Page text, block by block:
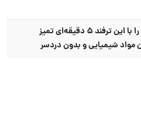
مایکروویو را با این ترفند ۵ دقیقه‌ای تمیز
مواد شیمیایی و بدون دردسر